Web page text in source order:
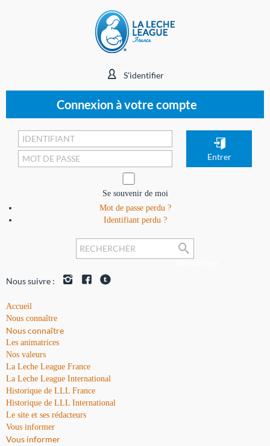
S'identifier
Connexion à votre compte
Se souvenir de moi
Mot de passe perdu ?
Identifiant perdu ?
Nous suivre :
Accueil
Nous connaître
Nous connaître
Les animatrices
Nos valeurs
La Leche League France
La Leche League International
Historique de LLL France
Historique de LLL International
Le site et ses rédacteurs
Vous informer
Vous informer